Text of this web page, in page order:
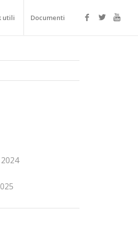
utili Documenti